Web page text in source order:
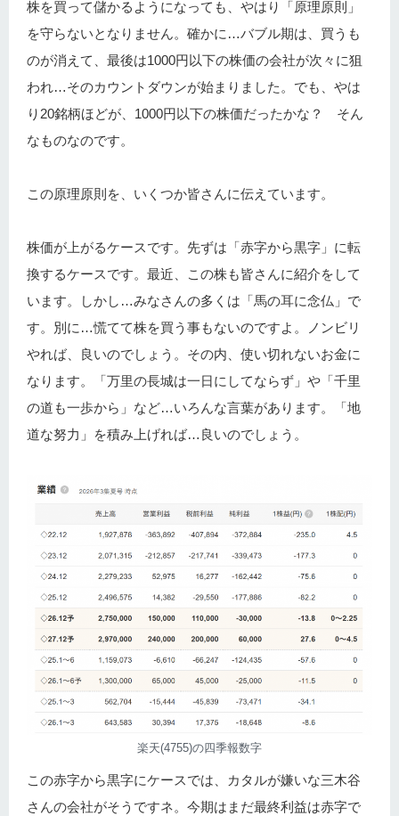
株を買って儲かるようになっても、やはり「原理原則」
を守らないとなりません。確かに…バブル期は、買うも
のが消えて、最後は1000円以下の株価の会社が次々に狙
われ…そのカウントダウンが始まりました。でも、やは
り20銘柄ほどが、1000円以下の株価だったかな？ そん
なものなのです。
この原理原則を、いくつか皆さんに伝えています。
株価が上がるケースです。先ずは「赤字から黒字」に転
換するケースです。最近、この株も皆さんに紹介をして
います。しかし…みなさんの多くは「馬の耳に念仏」で
す。別に…慌てて株を買う事もないのですよ。ノンビリ
やれば、良いのでしょう。その内、使い切れないお金に
なります。「万里の長城は一日にしてならず」や「千里
の道も一歩から」など…いろんな言葉があります。「地
道な努力」を積み上げれば…良いのでしょう。
楽天(4755)の四季報数字
この赤字から黒字にケースでは、カタルが嫌いな三木谷
さんの会社がそうですネ。今期はまだ最終利益は赤字で